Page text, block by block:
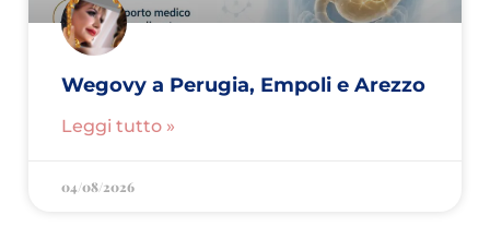
Wegovy a Perugia, Empoli e Arezzo
Leggi tutto »
04/08/2026